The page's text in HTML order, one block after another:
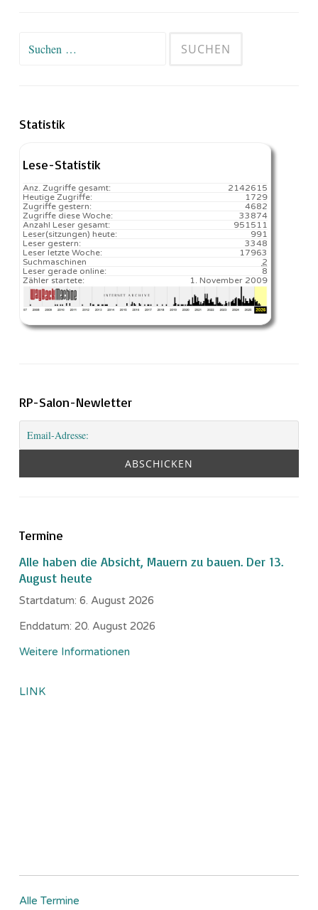
Suchen
Statistik
Lese-Statistik
2142615
Anz. Zugriffe gesamt:
1729
Heutige Zugriffe:
4682
Zugriffe gestern:
33874
Zugriffe diese Woche:
951511
Anzahl Leser gesamt:
991️
Leser(sitzungen) heute:
3348
Leser gestern:
17963️
Leser letzte Woche:
2
Suchmaschinen
8
Leser gerade online:
1. November 2009
Zähler startete:
RP-Salon-Newletter
Termine
Alle haben die Absicht, Mauern zu bauen. Der 13.
August heute
Startdatum: 6. August 2026
Enddatum: 20. August 2026
Weitere Informationen
LINK
Alle Termine